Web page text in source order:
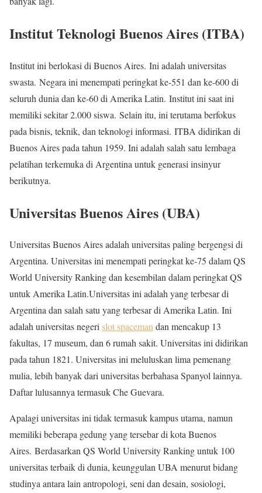
Institut Teknologi Buenos Aires (ITBA)
Institut ini berlokasi di Buenos Aires. Ini adalah universitas
swasta. Negara ini menempati peringkat ke-551 dan ke-600 di
seluruh dunia dan ke-60 di Amerika Latin. Institut ini saat ini
memiliki sekitar 2.000 siswa. Selain itu, ini terutama berfokus
pada bisnis, teknik, dan teknologi informasi. ITBA didirikan di
Buenos Aires pada tahun 1959. Ini adalah salah satu lembaga
pelatihan terkemuka di Argentina untuk generasi insinyur
berikutnya.
Universitas Buenos Aires (UBA)
Universitas Buenos Aires adalah universitas paling bergengsi di
Argentina. Universitas ini menempati peringkat ke-75 dalam QS
World University Ranking dan kesembilan dalam peringkat QS
untuk Amerika Latin.Universitas ini adalah yang terbesar di
Argentina dan salah satu yang terbesar di Amerika Latin. Ini
adalah universitas negerislot spacemandan mencakup 13
fakultas, 17 museum, dan 6 rumah sakit. Universitas ini didirikan
pada tahun 1821. Universitas ini meluluskan lima pemenang
mulia, lebih banyak dari universitas berbahasa Spanyol lainnya.
Daftar lulusannya termasuk Che Guevara.
Apalagi universitas ini tidak termasuk kampus utama, namun
memiliki beberapa gedung yang tersebar di kota Buenos
Aires. Berdasarkan QS World University Ranking untuk 100
universitas terbaik di dunia, keunggulan UBA menurut bidang
studinya antara lain antropologi, seni dan desain, sosiologi,